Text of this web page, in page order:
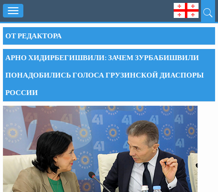
Toggle
navigation
ОТ РЕДАКТОРА
АРНО ХИДИРБЕГИШВИЛИ: ЗАЧЕМ ЗУРБАБИШВИЛИ
ПОНАДОБИЛИСЬ ГОЛОСА ГРУЗИНСКОЙ ДИАСПОРЫ
РОССИИ